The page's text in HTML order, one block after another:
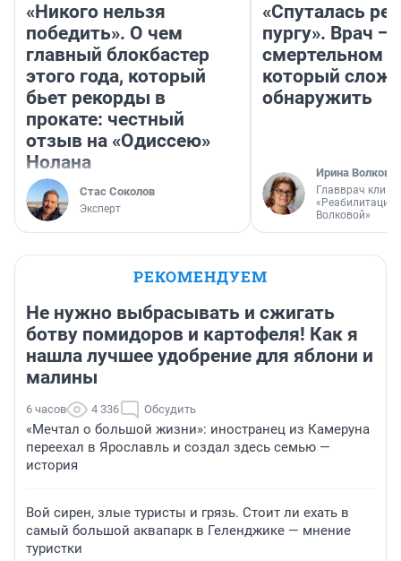
«Никого нельзя
победить». О чем
главный блокбастер
этого года, который
бьет рекорды в
прокате: честный
отзыв на «Одиссею»
Нолана
Стас Соколов
Эксперт
«Спуталась
пургу». Врач —
смертельном
который
обнаружить
Ирина Волкова
Главврач
«Реабилитация
Волковой»
РЕКОМЕНДУЕМ
Не нужно выбрасывать и сжигать
ботву помидоров и картофеля! Как я
нашла лучшее удобрение для яблони и
малины
6 часов 4 336 Обсудить
«Мечтал о большой жизни»: иностранец из Камеруна
переехал в Ярославль и создал здесь семью —
история
Вой сирен, злые туристы и грязь. Стоит ли ехать в
самый большой аквапарк в Геленджике — мнение
туристки